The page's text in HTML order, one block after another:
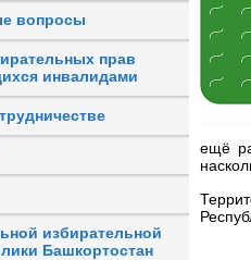
вопросы
прав
инвалидами
избирательной
Башкортостан
ещё